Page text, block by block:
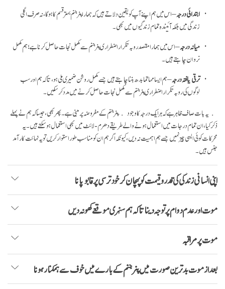
ابتدائی درجہ– اس میں ہم اپنے آپ کو یقین دلاتے ہیں کہ ہمارا پنر جنم بہتر قسم کا ہو گا، نہ صرف اگلی
زندگی میں بلکہ آئیندہ تمام زندگیوں میں بھی۔
میانہ درجہ– اس میں ہمارا مقصد رو بہ تکرار اضطراری پنر جنم سے مکمل نجات حاصل کرنا ہے؛ ہم مکمل
نروان چاہتے ہیں۔
ترقی یافتہ درجہ– ہم ایسا مہاتما بدھ بننا چاہتے ہیں جسے مکمل روشن ضمیری ملی ہو، تا کہ ہم اور سب
لوگوں کی رو بہ تکرار اضطراری پنر جنم سے مکمل نجات حاصل کرنے میں مدد کر سکیں۔
یہ بات صاف ظاہر ہے کہ ہر ایک درجہ کا وجود پنر جنم کے مفروضہ پر مبنی ہے۔ پھر بھی، جیسا کہ ہم نے پہلے
ذکر کیا، ان تمام درجات میں استعمال ہونے والے طریقے دھرم-لائٹ میں بھی استعمال ہو سکتے ہیں۔ یہ
محرکات کوئی ایسی چیز نہیں جسے ہم اہمیت نہ دیں، کیونکہ اگر ہم ان کو مناسب طور استوار کریں تو یہ نہائت کار آمد
جنس ہیں۔
اپنی انسانی زندگی کی قدر و قیمت کو پہچان کر خود ترسی پر قابو پانا
موت اور عدم دوام پر توجہ دینا تا کہ ہم سنہری موقعے کھو نہ دیں
موت پر مراقبہ
بعد از موت بد ترین صورت میں پنر جنم کے بارے میں خوف سے ہمکنار ہونا